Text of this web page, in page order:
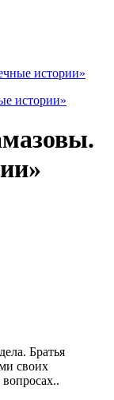
истории»
Братья
своих